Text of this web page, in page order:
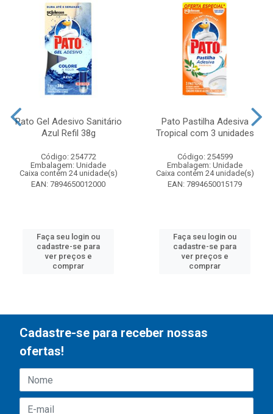
Pato Gel Adesivo Sanitário
Azul Refil 38g
Código: 254772
Embalagem: Unidade
Caixa contém 24 unidade(s)
EAN: 7894650012000
Faça seu login ou
cadastre-se para
ver preços e
comprar
Pato Pastilha Adesiva
Tropical com 3 unidades
Código: 254599
Embalagem: Unidade
Caixa contém 24 unidade(s)
EAN: 7894650015179
Faça seu login ou
cadastre-se para
ver preços e
comprar
Cadastre-se para receber nossas
ofertas!